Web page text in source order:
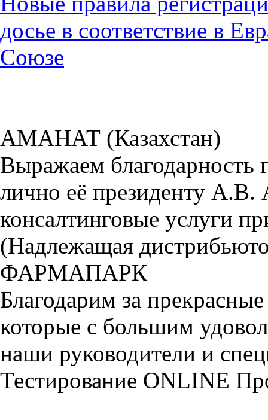
досье в соответствие в
Союзе
АМАНАТ (Казахстан)
Выражаем
лично её президенту А.В.
консалтинговые услуги
(Надлежащая
ФАРМАПАРК
Благодарим за
которые с большим
наши руководители и
Тестирование ONLINE